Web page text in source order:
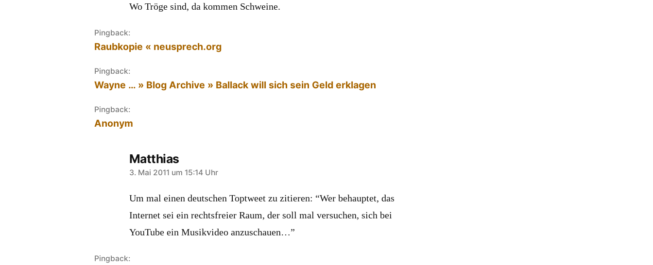
Wo Tröge sind, da kommen Schweine.
Pingback:
Raubkopie « neusprech.org
Pingback:
Wayne … » Blog Archive » Ballack will sich sein Geld erklagen
Pingback:
Anonym
Matthias
sagt:
3. Mai 2011 um 15:14 Uhr
Um mal einen deutschen Toptweet zu zitieren: “Wer behauptet, das
Internet sei ein rechtsfreier Raum, der soll mal versuchen, sich bei
YouTube ein Musikvideo anzuschauen…”
Pingback: